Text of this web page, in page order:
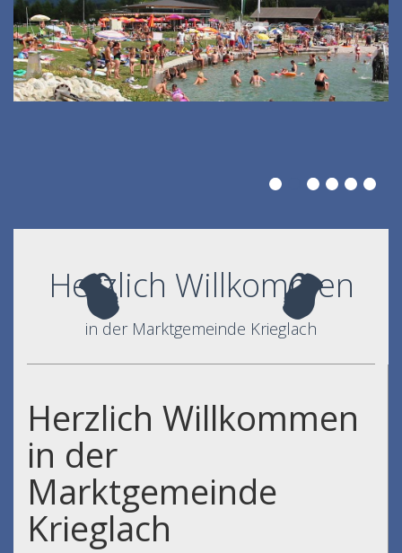
Herzlich Willkommen
in der Marktgemeinde Krieglach
Herzlich Willkommen
in der
Marktgemeinde
Krieglach